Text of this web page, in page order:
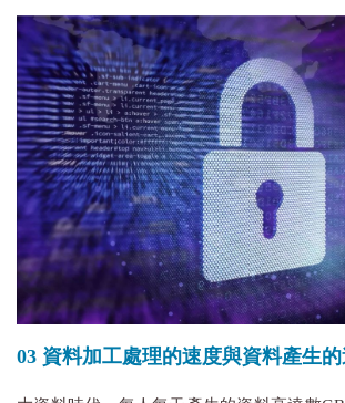
03 資料加工處理的速度與資料產生